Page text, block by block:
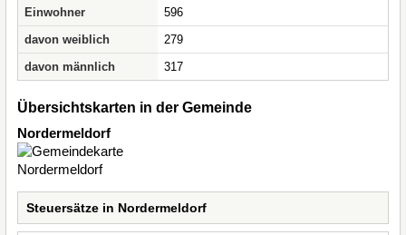
Einwohner
596
davon weiblich
279
davon männlich
317
Übersichtskarten in der Gemeinde
Nordermeldorf
Steuersätze in Nordermeldorf